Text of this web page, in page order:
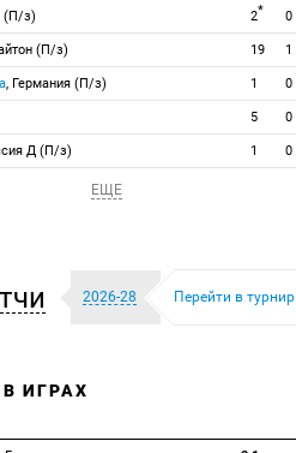
(П/з) 2* 0
(П/з) 19 1
, Германия (П/з) 1 0
5 0
Д (П/з) 1 0
ЕЩЕ
2026-28 Перейти в турнир
ИГРАХ